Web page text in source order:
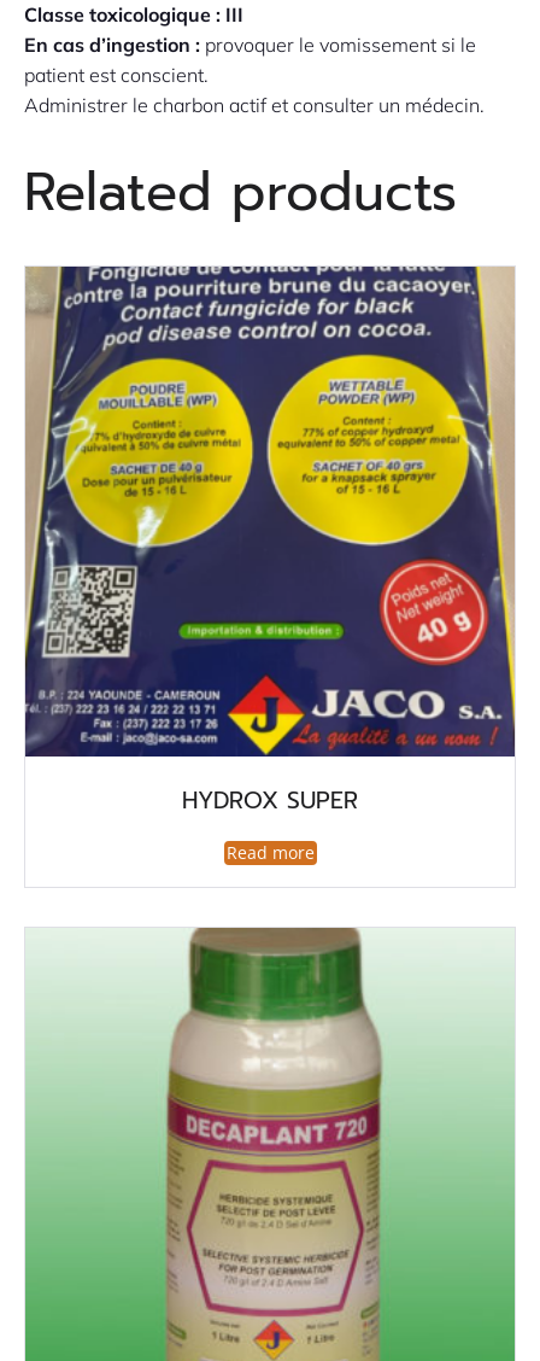
Classe toxicologique : III
En cas d’ingestion : provoquer le vomissement si le
patient est conscient.
Administrer le charbon actif et consulter un médecin.
Related products
HYDROX SUPER
Read more